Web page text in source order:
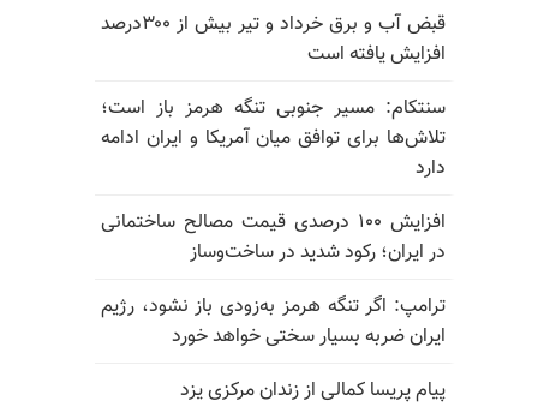
قبض آب و برق خرداد و تیر بیش از ۳۰۰درصد
افزایش یافته است
سنتکام: مسیر جنوبی تنگه هرمز باز است؛
تلاش‌ها برای توافق میان آمریکا و ایران ادامه
دارد
افزایش ۱۰۰ درصدی قیمت مصالح ساختمانی
در ایران؛ رکود شدید در ساخت‌وساز
ترامپ: اگر تنگه هرمز به‌زودی باز نشود، رژیم
ایران ضربه بسیار سختی خواهد خورد
پیام پریسا کمالی از زندان مرکزی یزد